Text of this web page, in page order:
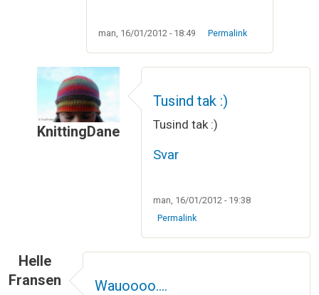
man, 16/01/2012 - 18:49 Permalink
KnittingDane
Wauw hvor er det smukt :)
Tusind tak :)
Tusind tak :)
Svar
man, 16/01/2012 - 19:38
Permalink
Helle
Fransen
Wauoooo....